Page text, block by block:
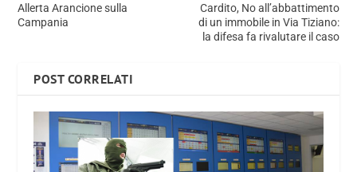
Allerta Arancione sulla
Campania
Cardito, No all’abbattimento
di un immobile in Via Tiziano:
la difesa fa rivalutare il caso
POST CORRELATI